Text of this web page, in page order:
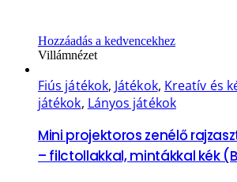
Hozzáadás a kedvencekhez
Villámnézet
Fiús játékok, Játékok, Kreatív és
játékok, Lányos játékok
Mini projektoros zenélő
– filctollakkal, mintákkal kék